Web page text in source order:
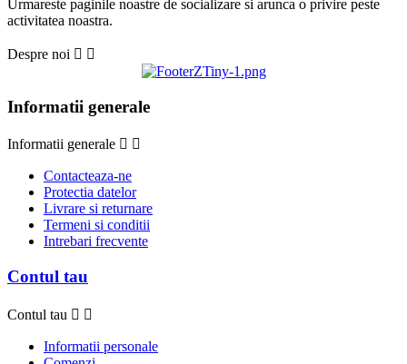
Urmareste paginile noastre de socializare si arunca o privire peste
activitatea noastra.
Despre noi  
Informatii generale
Informatii generale  
Contacteaza-ne
Protectia datelor
Livrare si returnare
Termeni si conditii
Intrebari frecvente
Contul tau
Contul tau  
Informatii personale